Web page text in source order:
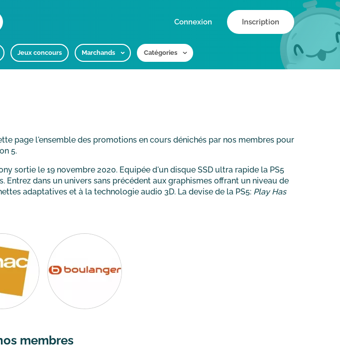
Connexion Inscription
Jeux concours Marchands Catégories
page l'ensemble des promotions en cours dénichés par nos membres pour
5.
sortie le 19 novembre 2020. Equipée d'un disque SSD ultra rapide la PS5
dans un univers sans précédent aux graphismes offrant un niveau de
adaptatives et à la technologie audio 3D. La devise de la PS5: Play Has
membres